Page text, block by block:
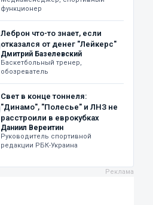
функционер
Леброн что-то знает, если
отказался от денег "Лейкерс"
Дмитрий Базелевский
Баскетбольный тренер,
обозреватель
Свет в конце тоннеля:
"Динамо", "Полесье" и ЛНЗ не
расстроили в еврокубках
Даниил Вереитин
Руководитель спортивной
редакции РБК-Украина